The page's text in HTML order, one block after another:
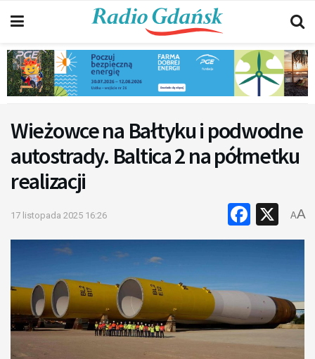
Wieżowce na Bałtyku i podwodne
autostrady. Baltica 2 na półmetku
realizacji
17 listopada 2025 16:26 X
AA